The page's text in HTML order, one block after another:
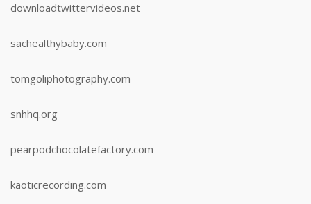
downloadtwittervideos.net
sachealthybaby.com
tomgoliphotography.com
snhhq.org
pearpodchocolatefactory.com
kaoticrecording.com